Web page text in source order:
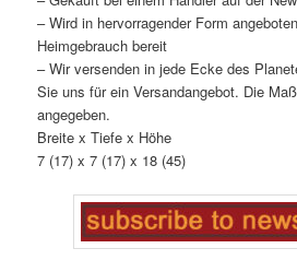
– Wird in hervorragender Form
Heimgebrauch bereit
– Wir versenden in jede Ecke des
Sie uns für ein Versandangebot. Die
angegeben.
Breite x Tiefe x Höhe
7 (17) x 7 (17) x 18 (45)